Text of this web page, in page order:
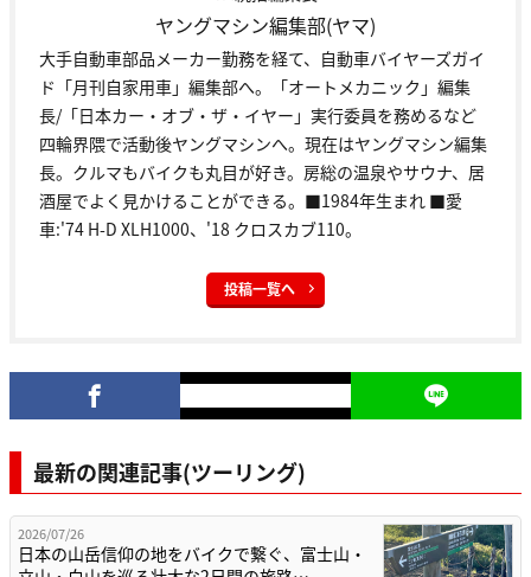
ヤングマシン編集部(ヤマ)
大手自動車部品メーカー勤務を経て、自動車バイヤーズガイ
ド「月刊自家用車」編集部へ。「オートメカニック」編集
長/「日本カー・オブ・ザ・イヤー」実行委員を務めるなど
四輪界隈で活動後ヤングマシンへ。現在はヤングマシン編集
長。クルマもバイクも丸目が好き。房総の温泉やサウナ、居
酒屋でよく見かけることができる。■1984年生まれ ■愛
車:'74 H-D XLH1000、'18 クロスカブ110。
投稿一覧へ
最新の関連記事(ツーリング)
2026/07/26
日本の山岳信仰の地をバイクで繋ぐ、富士山・